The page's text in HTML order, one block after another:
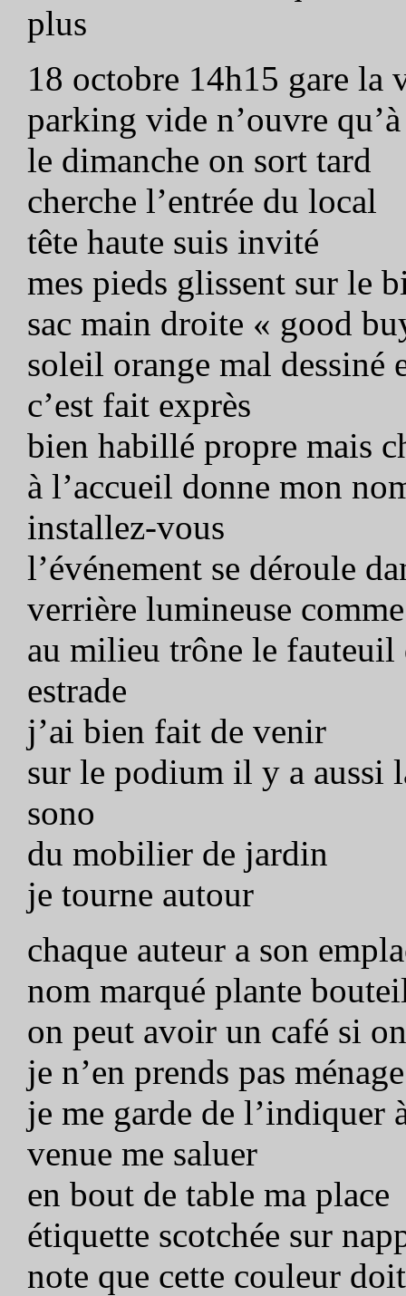
plus
18 octobre 14h15 gare la
parking vide n’ouvre
le dimanche on sort tard
cherche l’entrée du local
tête haute suis invité
mes pieds glissent sur le
sac main droite « good
soleil orange mal dessiné
c’est fait exprès
bien habillé propre mais
à l’accueil donne mon
installez-vous
l’événement se déroule
verrière lumineuse
au milieu trône le fauteuil
estrade
j’ai bien fait de venir
sur le podium il y a aussi
sono
du mobilier de jardin
je tourne autour
chaque auteur a son
nom marqué plante
on peut avoir un café si
je n’en prends pas
je me garde de l’indiquer
venue me saluer
en bout de table ma place
étiquette scotchée sur
note que cette couleur